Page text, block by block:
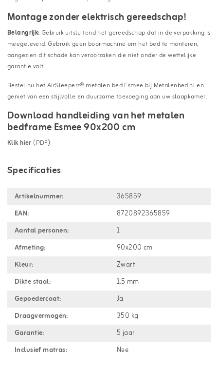
Montage zonder elektrisch gereedschap!
Belangrijk: Gebruik uitsluitend het gereedschap dat in de verpakking is
meegeleverd. Gebruik geen boormachine om het bed te monteren,
aangezien dit schade kan veroorzaken die niet onder de wettelijke
garantie valt.
Bestel nu het AirSleeperz® metalen bed Esmee bij Metalenbed.nl en
geniet van een stijlvolle en duurzame toevoeging aan uw slaapkamer.
Download handleiding van het metalen
bedframe Esmee 90x200 cm
Klik hier (PDF)
Specificaties
Artikelnummer:
365859
EAN:
8720892365859
Aantal personen:
1
Afmeting:
90x200 cm
Kleur:
Zwart
Dikte staal:
1.5 mm
Gepoedercoat:
Ja
Draagvermogen:
350 kg
Garantie:
5 jaar
Inclusief matras:
Nee